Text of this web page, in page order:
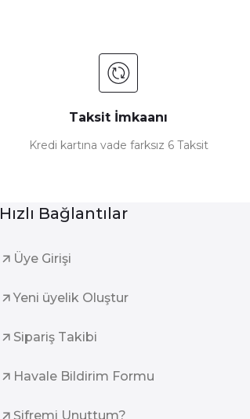
Taksit İmkaanı
Kredi kartına vade farksız 6 Taksit
Hızlı Bağlantılar
Üye Girişi
Yeni üyelik Oluştur
Sipariş Takibi
Havale Bildirim Formu
Şifremi Unuttum?